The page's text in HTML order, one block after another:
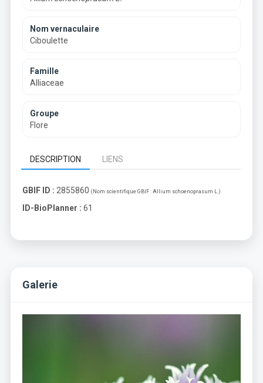
Nom vernaculaire
Ciboulette
Famille
Alliaceae
Groupe
Flore
DESCRIPTION LIENS
GBIF ID : 2855860 (Nom scientifique GBIF : Allium schoenoprasum L.)
ID-BioPlanner : 61
Galerie